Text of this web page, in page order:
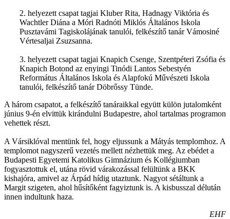
2. helyezett csapat tagjai Kluber Rita, Hadnagy Viktória és
Wachtler Diána a Móri Radnóti Miklós Általános Iskola
Pusztavámi Tagiskolájának tanulói, felkészítő tanár Vámosiné
Vértesaljai Zsuzsanna.
3. helyezett csapat tagjai Knapich Csenge, Szentpéteri Zsófia és
Knapich Botond az enyingi Tinódi Lantos Sebestyén
Református Általános Iskola és Alapfokú Művészeti Iskola
tanulói, felkészítő tanár Döbrőssy Tünde.
A három csapatot, a felkészítő tanáraikkal együtt külön jutalomként
június 9-én elvittük kirándulni Budapestre, ahol tartalmas programon
vehettek részt.
A Vársiklóval mentünk fel, hogy eljussunk a Mátyás templomhoz. A
templomot nagyszerű vezetés mellett nézhettük meg. Az ebédet a
Budapesti Egyetemi Katolikus Gimnázium és Kollégiumban
fogyasztottuk el, utána rövid várakozással felültünk a BKK
kishajóra, amivel az Árpád hídig utaztunk. Nagyot sétáltunk a
Margit szigeten, ahol hűsítőként fagyiztunk is. A kisbusszal délután
innen indultunk haza.
EHF